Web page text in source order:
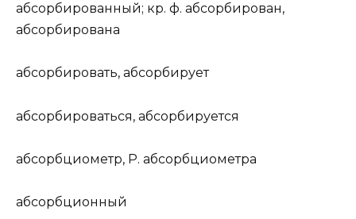
абсорбированный; кр. ф. абсорбирован,
абсорбирована
абсорбировать, абсорбирует
абсорбироваться, абсорбируется
абсорбциометр, Р. абсорбциометра
абсорбционный